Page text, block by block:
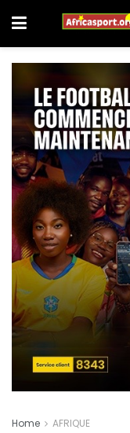
Home AFRIQUE